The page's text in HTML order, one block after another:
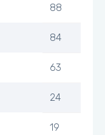
88
84
63
24
19